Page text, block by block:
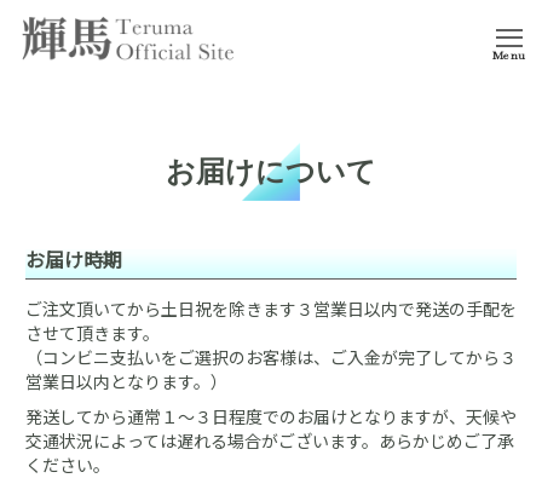
Menu
お届けについて
お届け時期
ご注文頂いてから土日祝を除きます３営業日以内で発送の手配を
させて頂きます。
（コンビニ支払いをご選択のお客様は、ご入金が完了してから３
営業日以内となります。）
発送してから通常１～３日程度でのお届けとなりますが、天候や
交通状況によっては遅れる場合がございます。あらかじめご了承
ください。